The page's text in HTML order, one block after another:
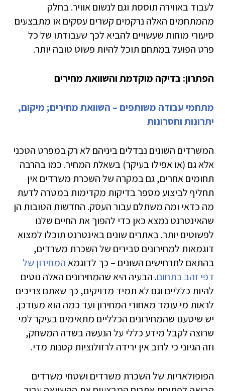
לעבוד באווירה תוססת וגם לנשום אוויר. בחלק
מהמתחמים האלה נרקמים קשרים עסקים או מתבצעים
סיעורי מוחות שעשויים להביא לכך שעבודתו של כל
פרט הפועל במתחם תוכל להיות פשוט טובה יותר.
הפתרון: בדיקה מוקדמת והשוואת מחירים
מתחמי עבודה משותפים – השוואת מחירים; מיקום,
יתרונות וחסרונות
המשרדים השונים נבדלים ביניהם לא רק במפרט הטכני
אלא גם (או אפילו בעיקר) בשאלת המחיר. כמו בהרבה
תחומים אחרים, גם במקרה של השכרת משרדים אין
תחליף לביצוע מספר בדיקות מקדימות במטרה לדעת
מה כדאי ומה משתלם עבור העסק. החדשות הטובות הן
שהאינטרנט נמצא כאן כדי להפוך את החיים שלנו
לפשוטים יותר. באתרים שונים באינטרנט תוכלו למצוא
דוגמאות למחירונים סבירים של השכרת משרדים,
בהתאם לתרחישים השונים – כך לדוגמאהמחירון של
דפי זהב בתחום. הבעיה היא שהמחירונים האלה נוטים
להיות כלליים וגם לא תמיד מדויקים, כך שאתם צריכים
לראות מי עומד מאחורי המחירון ועד כמה הוא מעודכן.
יש שיטענו שהמחירונים הכלליים מתאימים בעיקר למי
שרוצה לקבל מידע כללי על הנעשה בשדה המשחק,
וזה הגיוני כי לרוב אין ירידה לרזולוציות קטנות מדי.
הפופולאריות של השכרת משרדים ושטחי משרדים